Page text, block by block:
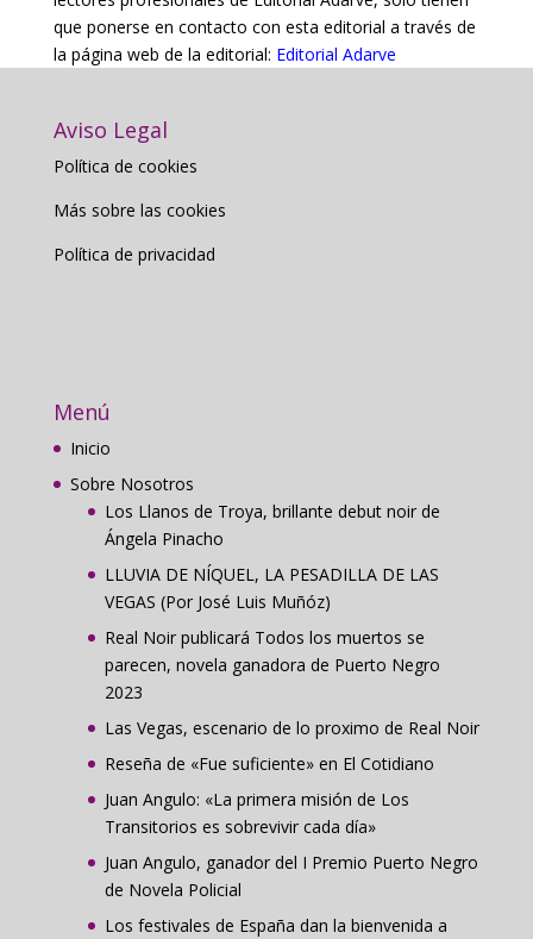
que ponerse en contacto con esta editorial a través de
la página web de la editorial: Editorial Adarve
Aviso Legal
Política de cookies
Más sobre las cookies
Política de privacidad
Menú
Inicio
Sobre Nosotros
Los Llanos de Troya, brillante debut noir de
Ángela Pinacho
LLUVIA DE NÍQUEL, LA PESADILLA DE LAS
VEGAS (Por José Luis Muñóz)
Real Noir publicará Todos los muertos se
parecen, novela ganadora de Puerto Negro
2023
Las Vegas, escenario de lo proximo de Real Noir
Reseña de «Fue suficiente» en El Cotidiano
Juan Angulo: «La primera misión de Los
Transitorios es sobrevivir cada día»
Juan Angulo, ganador del I Premio Puerto Negro
de Novela Policial
Los festivales de España dan la bienvenida a